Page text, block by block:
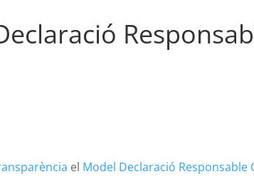
el Model Declaració Responsable